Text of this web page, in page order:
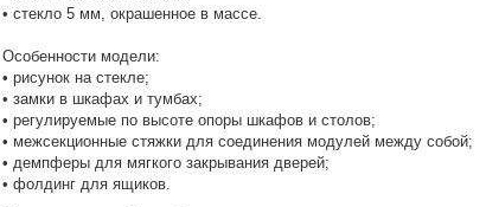
• стекло 5 мм, окрашенное в массе.
Особенности модели:
• рисунок на стекле;
• замки в шкафах и тумбах;
• регулируемые по высоте опоры шкафов и столов;
• межсекционные стяжки для соединения модулей между собой;
• демпферы для мягкого закрывания дверей;
• фолдинг для ящиков.